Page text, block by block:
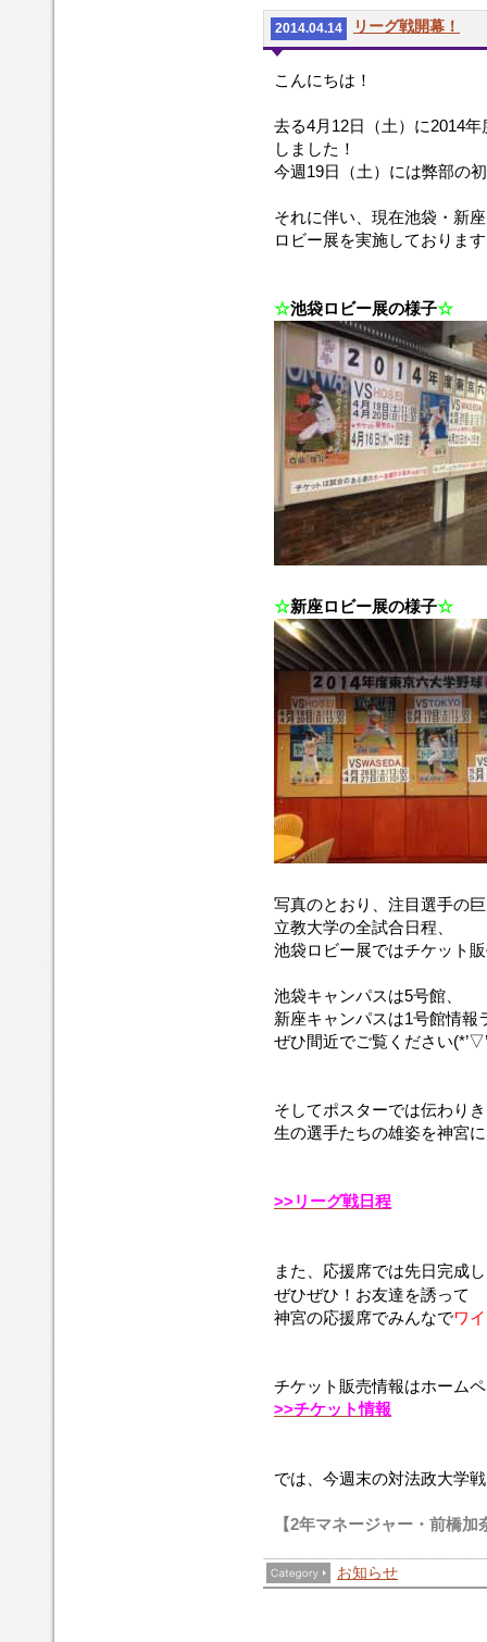
2014.04.14 リーグ戦開幕！
こんにちは！
去る4月12日（土）に2014
しました！
今週19日（土）には弊部の
それに伴い、現在池袋・新
ロビー展を実施しておりま
☆池袋ロビー展の様子☆
☆新座ロビー展の様子☆
写真のとおり、注目選手の
立教大学の全試合日程、
池袋ロビー展ではチケット
池袋キャンパスは5号館、
新座キャンパスは1号館情報
ぜひ間近でご覧ください
そしてポスターでは伝わり
生の選手たちの雄姿を神宮
>>リーグ戦日程
また、応援席では先日完成
ぜひぜひ！お友達を誘って
神宮の応援席でみんなでワ
チケット販売情報はホーム
>>チケット情報
では、今週末の対法政大学
【2年マネージャー・前橋
お知らせ